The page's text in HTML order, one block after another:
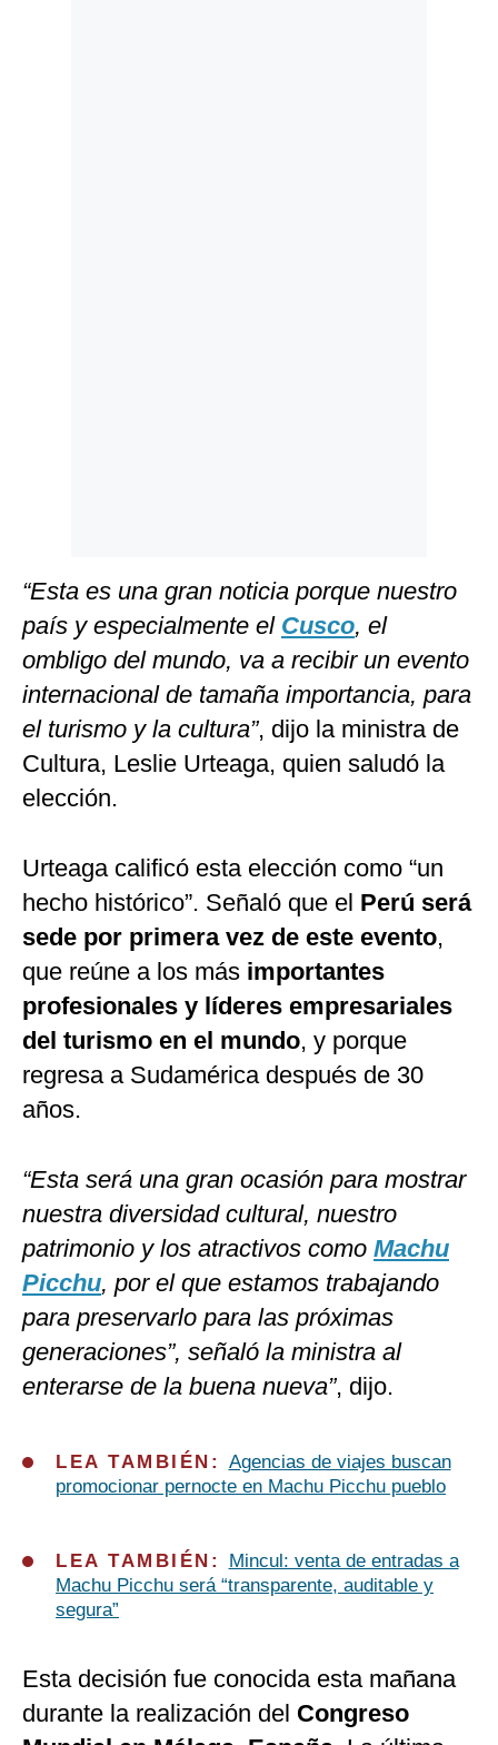
“Esta es una gran noticia porque nuestro
país y especialmente el Cusco, el
ombligo del mundo, va a recibir un evento
internacional de tamaña importancia, para
el turismo y la cultura”, dijo la ministra de
Cultura, Leslie Urteaga, quien saludó la
elección.
Urteaga calificó esta elección como “un
hecho histórico”. Señaló que el Perú será
sede por primera vez de este evento,
que reúne a los más importantes
profesionales y líderes empresariales
del turismo en el mundo, y porque
regresa a Sudamérica después de 30
años.
“Esta será una gran ocasión para mostrar
nuestra diversidad cultural, nuestro
patrimonio y los atractivos como Machu
Picchu, por el que estamos trabajando
para preservarlo para las próximas
generaciones”, señaló la ministra al
enterarse de la buena nueva”, dijo.
LEA TAMBIÉN: Agencias de viajes buscan
promocionar pernocte en Machu Picchu pueblo
LEA TAMBIÉN:
Mincul: venta de entradas a
Machu Picchu será “transparente, auditable y
segura”
Esta decisión fue conocida esta mañana
durante la realización del Congreso